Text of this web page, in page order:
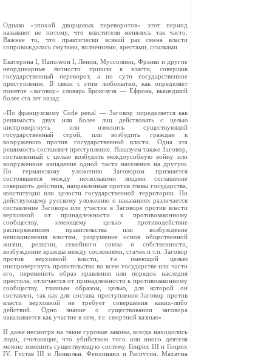
Однако «эпохой дворцовых переворотов» этот период
называют не потому, что властители менялись так часто.
Важнее то, что практически всякий раз смена власти
сопровождалась смутами, волнениями, арестами, ссылками.
Екатерина I, Наполеон I, Ленин, Муссолини, Франко и другие
неординарные личности пришли к власти, совершив
государственный переворот, а по сути государственное
преступление. В связи с этим любопытно, как определяет
понятие «заговор» словарь Брокгауза — Ефрона, вышедший
более ста лет назад:
«По французскому Code penal — Заговор определяется как
решимость двух или более лиц действовать с целью
ниспровергнуть или изменить существующий
государственный строй, или возбудить граждан к
вооружению против государственной власти. Одна эта
решимость составляет преступление. Наказуем также Заговор,
составленный с целью возбудить междоусобную войну или
вооруженное нападение одной части населения на другую.
По германскому уложению Заговором признается
состоявшееся между несколькими лицами соглашение
совершить действия, направленные против главы государства,
конституции или целости государственной территории. По
действующему русскому уложению о наказаниях различается
составление Заговора или участие в Заговоре против власти
верховной от принадлежности к противозаконному
сообществу, имеющему целью противодействие
распоряжениям правительства или возбуждение
неповиновения властям, разрушение основ общественной
жизни, религии, семейного союза и собственности,
возбуждение вражды между сословиями, стачек и т.п. Заговор
против верховной власти, т.е. имеющий целью
ниспровергнуть правительство во всем государстве или части
его, переменить образ правления или порядок наследия
престола, отличается от принадлежности к противозаконному
сообществу, главным образом, целью, для которой он
составлен, так как для состава преступления Заговор против
власти верховной не требует совершения каких‑либо
действий. Одно знание о существовании заговора
наказывается как участие в нем, т.е. смертной казнью».
И даже несмотря на такие суровые законы, всегда находились
люди, считающие, что убийством того или иного деятеля
можно изменить существующую систему. Генрих III и Генрих
IV, Густав III и Линкольн, Фердинанд и Распутин, Махатма